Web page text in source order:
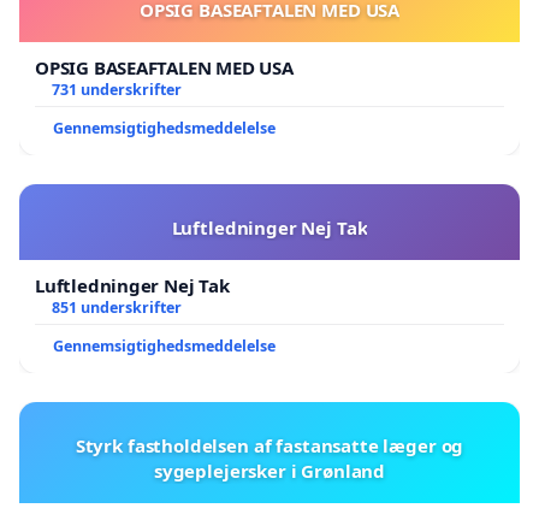
OPSIG BASEAFTALEN MED USA
OPSIG BASEAFTALEN MED USA
731 underskrifter
Gennemsigtighedsmeddelelse
Luftledninger Nej Tak
Luftledninger Nej Tak
851 underskrifter
Gennemsigtighedsmeddelelse
Styrk fastholdelsen af fastansatte læger og
sygeplejersker i Grønland